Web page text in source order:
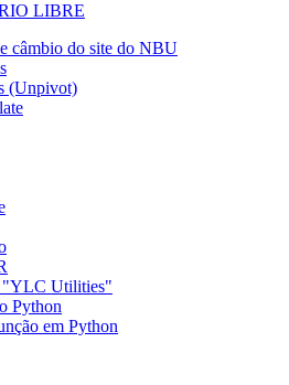
LIBRE
câmbio do site do NBU
(Unpivot)
"YLC Utilities"
Python
em Python